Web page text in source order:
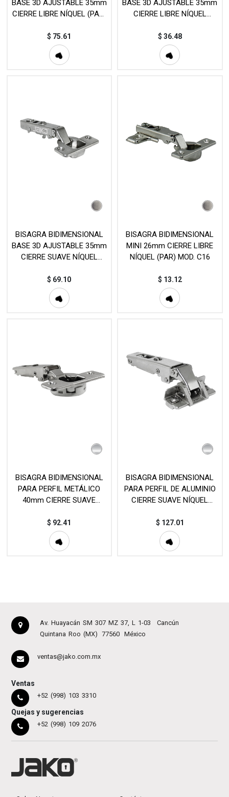
BASE 3D AJUSTABLE 35mm
CIERRE LIBRE NÍQUEL (PAR)
$ 75.61
BASE 3D AJUSTABLE 35mm
CIERRE LIBRE NÍQUEL
$ 36.48
BISAGRA BIDIMENSIONAL
BASE 3D AJUSTABLE 35mm
CIERRE SUAVE NÍQUEL
$ 69.10
BISAGRA BIDIMENSIONAL
MINI 26mm CIERRE LIBRE
NÍQUEL (PAR) MOD. C16
$ 13.12
BISAGRA BIDIMENSIONAL
PARA PERFIL METÁLICO
40mm CIERRE SUAVE
C1A6AD9
$ 92.41
BISAGRA BIDIMENSIONAL
PARA PERFIL DE ALUMINIO
CIERRE SUAVE NÍQUEL
$ 127.01
Av. Huayacán SM 307 MZ 37, L 1-03
Cancún
Quintana Roo (MX)
77560 México
ventas@jako.com.mx
Ventas
+52 (998) 103 3310
Quejas y sugerencias
+52 (998) 109 2076